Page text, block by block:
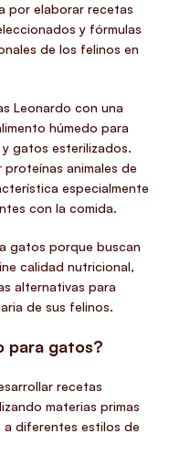
por elaborar recetas
y fórmulas
de los felinos en
Leonardo con una
húmedo para
gatos esterilizados.
animales de
especialmente
con la comida.
gatos porque buscan
calidad nutricional,
alternativas para
de sus felinos.
para gatos?
recetas
materias primas
diferentes estilos de